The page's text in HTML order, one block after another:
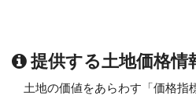
提供する土地価格情
土地の価値をあらわす「価格指